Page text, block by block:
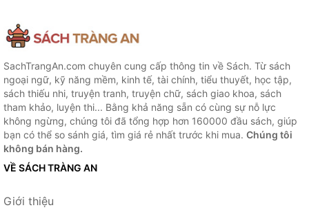
SachTrangAn.com chuyên cung cấp thông tin về Sách. Từ sách
ngoại ngữ, kỹ năng mềm, kinh tế, tài chính, tiểu thuyết, học tập,
sách thiếu nhi, truyện tranh, truyện chữ, sách giao khoa, sách
tham khảo, luyện thi... Bằng khả năng sẵn có cùng sự nỗ lực
không ngừng, chúng tôi đã tổng hợp hơn 160000 đầu sách, giúp
bạn có thể so sánh giá, tìm giá rẻ nhất trước khi mua. Chúng tôi
không bán hàng.
VỀ SÁCH TRÀNG AN
Giới thiệu